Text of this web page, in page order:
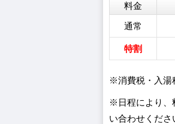
料金
通常
特割
※消費税・入湯
※日程により、
い合わせくださ